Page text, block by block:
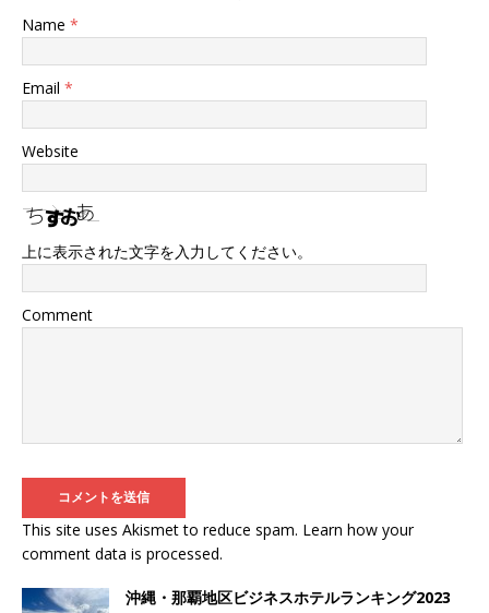
Name *
Email *
Website
上に表示された文字を入力してください。
Comment
This site uses Akismet to reduce spam. Learn how your
comment data is processed.
沖縄・那覇地区ビジネスホテルランキング2023